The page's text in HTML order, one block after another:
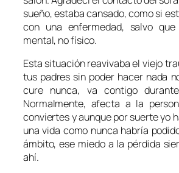
sueño, estaba cansado, como si
con una enfermedad, salvo
mental, no físico.
Esta situación reavivaba el viejo
tus padres sin poder hacer nada
cure nunca, va contigo
Normalmente, afecta a la
conviertes y aunque por suerte yo
una vida como nunca habría
ámbito, ese miedo a la pérdida
ahí.